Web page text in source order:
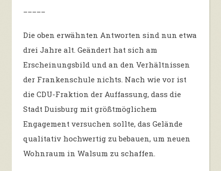
Die oben erwähnten Antworten sind nun etwa
drei Jahre alt. Geändert hat sich am
Erscheinungsbild und an den Verhältnissen
der Frankenschule nichts. Nach wie vor ist
die CDU-Fraktion der Auffassung, dass die
Stadt Duisburg mit größtmöglichem
Engagement versuchen sollte, das Gelände
qualitativ hochwertig zu bebauen, um neuen
Wohnraum in Walsum zu schaffen.